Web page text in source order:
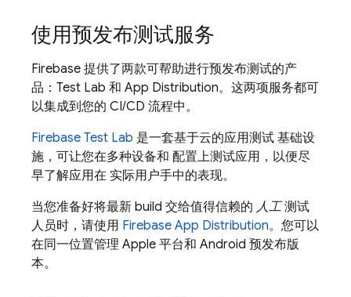
使用预发布测试服务
Firebase 提供了两款可帮助进行预发布测试的产
品： Test Lab 和 App Distribution。这两项服务都可
以集成到您的 CI/CD 流程中。
Firebase Test Lab 是一套基于云的应用测试 基础设
施，可让您在多种设备和 配置上测试应用，以便尽
早了解应用在 实际用户手中的表现。
当您准备好将最新 build 交给值得信赖的 人工测试
人员时，请使用 Firebase App Distribution。您可以
在同一位置管理 Apple 平台和 Android 预发布版
本。